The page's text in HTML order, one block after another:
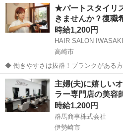
え、技術だけではなく、マネジメント業
容師としての人生設計をしっ...
群馬 高崎市 美容師
★パートスタイリ
きませんか？復
時給1,200円
高崎市
◆ 働きやすさは抜群！ブランクがある方も復職！ ◆
利くため、自分のライフスタイルに合
る方も分かりやすいレッスンで技術に
ューできます 働きやすさは抜群...
群馬 高崎市 美容師
主婦(夫)に嬉しい
ラー専門店の美容
時給1,200円
群馬商事株式会社
伊勢崎市